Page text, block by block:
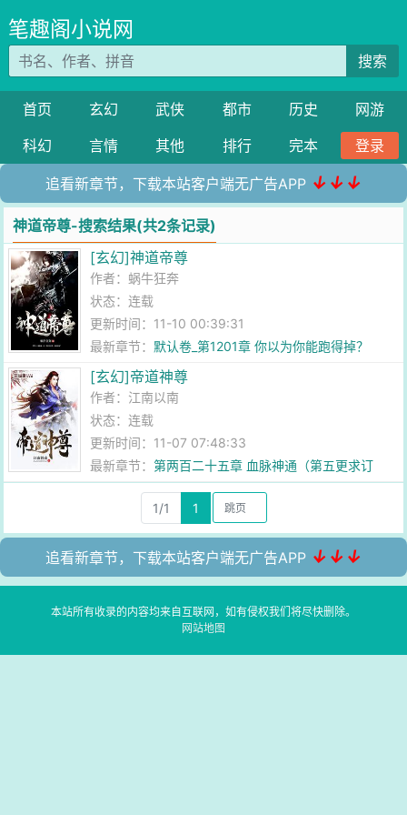
笔趣阁小说网
搜索
首页 玄幻 武侠 都市 历史
网游
科幻
言情 其他 排行 完本 登录
追看新章节，下载本站客户端无广告APP ↓↓↓
神道帝尊-搜索结果(共2条记录)
[玄幻]神道帝尊
作者： 蜗牛狂奔
状态：连载
更新时间：11-10 00:39:31
最新章节：默认卷_第1201章 你以为你能跑得掉？
[玄幻]帝道神尊
作者： 江南以南
状态：连载
更新时间：11-07 07:48:33
最新章节：第两百二十五章 血脉神通（第五更求订
阅）
1/1
1
追看新章节，下载本站客户端无广告APP ↓↓↓
本站所有收录的内容均来自互联网，如有侵权我们将尽快删除。
网站地图